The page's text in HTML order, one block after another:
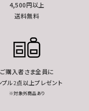
4,500円以上
送料無料
ご購入者さま全員に
プル2点以上プレゼント
※対象外商品あり